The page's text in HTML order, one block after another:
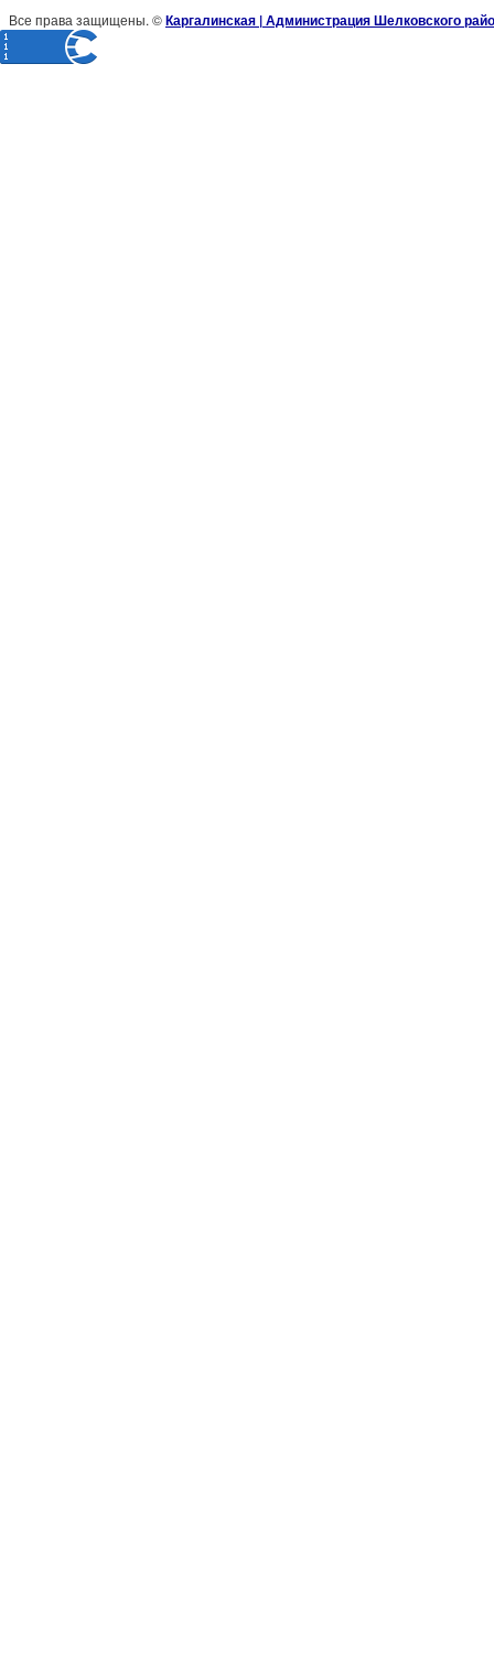
Все права защищены. ©Каргалинская | Администрация Шелковского